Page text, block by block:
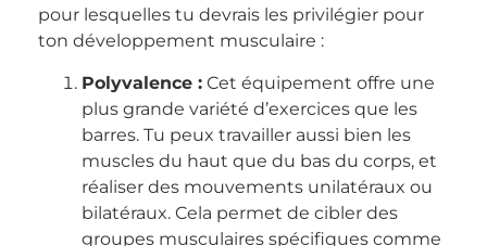
pour lesquelles tu devrais les privilégier pour
ton développement musculaire :
Polyvalence : Cet équipement offre une
plus grande variété d’exercices que les
barres. Tu peux travailler aussi bien les
muscles du haut que du bas du corps, et
réaliser des mouvements unilatéraux ou
bilatéraux. Cela permet de cibler des
groupes musculaires spécifiques comme